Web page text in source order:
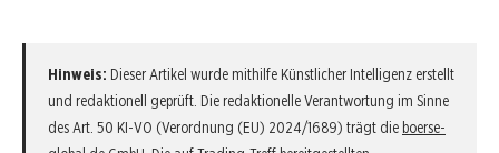
Hinweis: Dieser Artikel wurde mithilfe Künstlicher Intelligenz erstellt
und redaktionell geprüft. Die redaktionelle Verantwortung im Sinne
des Art. 50 KI-VO (Verordnung (EU) 2024/1689) trägt die boerse-